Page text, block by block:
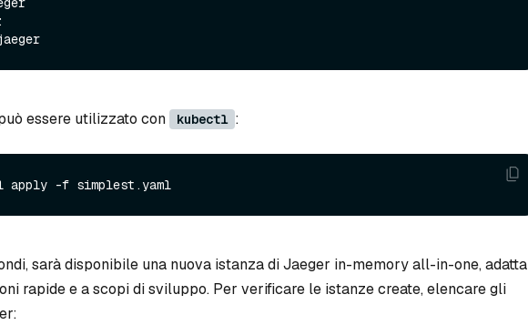
essere utilizzato con kubectl :
sarà disponibile una nuova istanza di Jaeger in-memory all-in-one, adatta
rapide e a scopi di sviluppo. Per verificare le istanze create, elencare gli